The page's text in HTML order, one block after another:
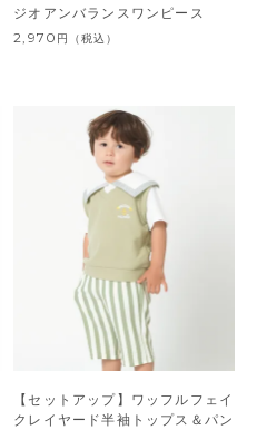
ジオアンバランスワンピース
2,970 円 （税込）
【セットアップ】ワッフルフェイ
クレイヤード半袖トップス＆パン